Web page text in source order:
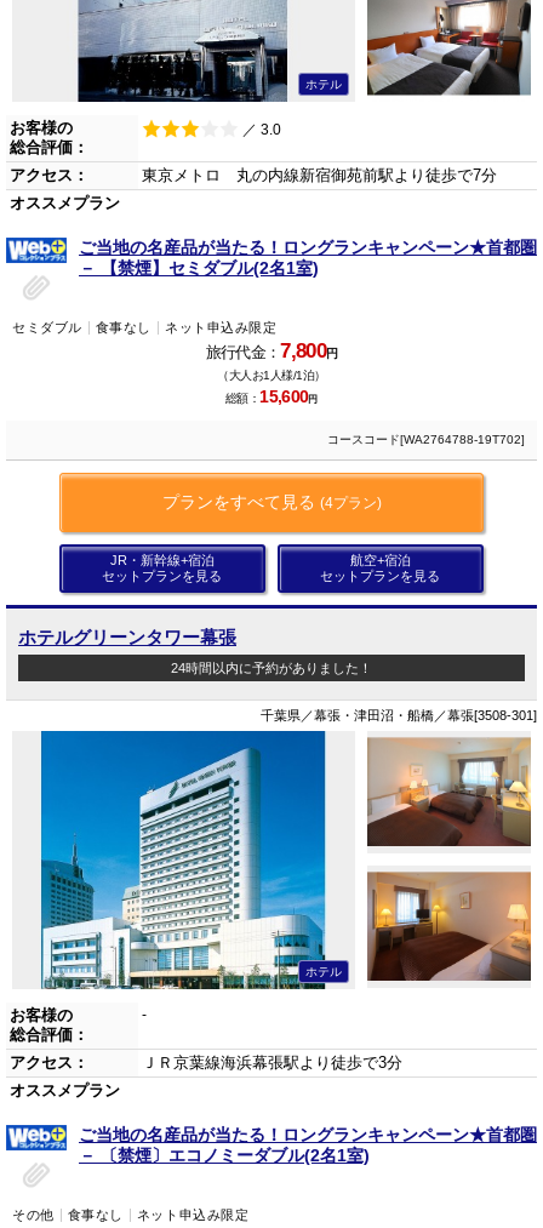
ホテル
お客様の
総合評価：
／ 3.0
アクセス：
東京メトロ 丸の内線新宿御苑前駅より徒歩で7分
オススメプラン
ご当地の名産品が当たる！ロングランキャンペーン★首都圏
－ 【禁煙】セミダブル(2名1室)
セミダブル 食事なし ネット申込み限定
旅行代金： 7,800円
（大人お1人様/1泊）
総額：15,600円
コースコード[WA2764788-19T702]
プランをすべて見る (4プラン)
JR・新幹線+宿泊
セットプランを見る
航空+宿泊
セットプランを見る
ホテルグリーンタワー幕張
24時間以内に予約がありました！
千葉県／幕張・津田沼・船橋／幕張[3508-301]
ホテル
お客様の
総合評価：
-
アクセス：
ＪＲ京葉線海浜幕張駅より徒歩で3分
オススメプラン
ご当地の名産品が当たる！ロングランキャンペーン★首都圏
－ 〔禁煙〕エコノミーダブル(2名1室)
その他 食事なし ネット申込み限定